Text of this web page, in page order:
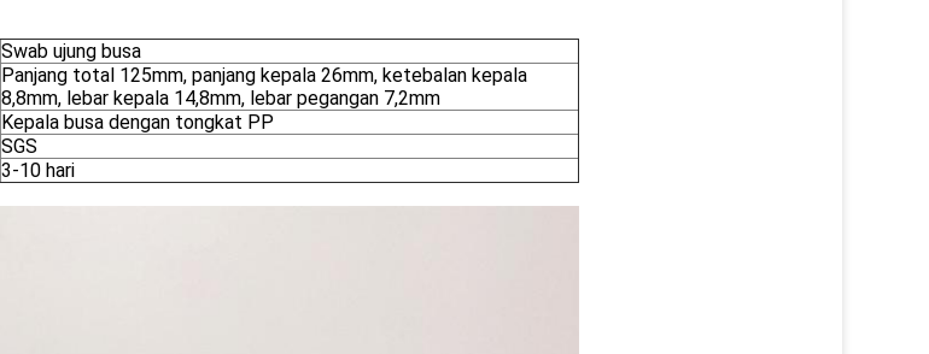
Swab ujung busa
Panjang total 125mm, panjang kepala 26mm, ketebalan kepala
8,8mm, lebar kepala 14,8mm, lebar pegangan 7,2mm
Kepala busa dengan tongkat PP
SGS
3-10 hari